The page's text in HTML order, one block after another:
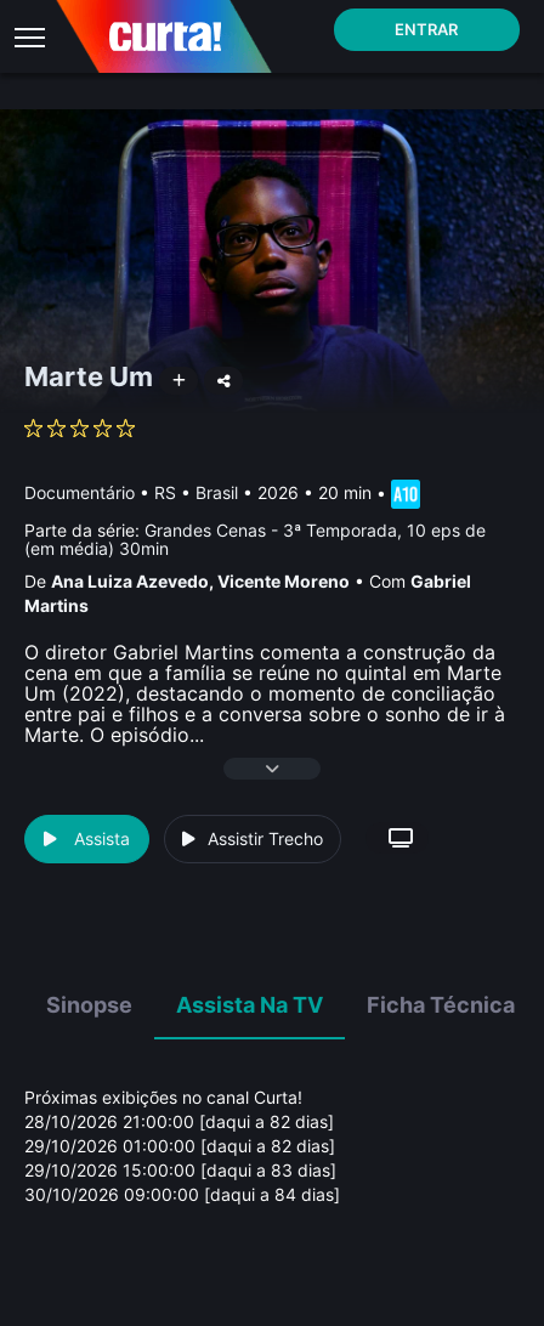
ENTRAR
Marte Um
Documentário • RS • Brasil • 2026 • 20 min •
Parte da série: Grandes Cenas - 3ª Temporada, 10 eps de
(em média) 30min
De Ana Luiza Azevedo, Vicente Moreno • Com Gabriel
Martins
O diretor Gabriel Martins comenta a construção da
cena em que a família se reúne no quintal em Marte
Um (2022), destacando o momento de conciliação
entre pai e filhos e a conversa sobre o sonho de ir à
Marte. O episódio...
Assista Assistir Trecho
Sinopse Assista Na TV Ficha Técnica
Próximas exibições no canal Curta!
28/10/2026 21:00:00 [daqui a 82 dias]
29/10/2026 01:00:00 [daqui a 82 dias]
29/10/2026 15:00:00 [daqui a 83 dias]
30/10/2026 09:00:00 [daqui a 84 dias]